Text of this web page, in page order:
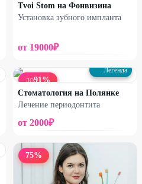
Tvoi Stom на Фонвизина
Установка зубного импланта
от 19000₽
ДО91%
Легенда
Стоматология на Полянке
Лечение периодонтита
от 2000₽
75%